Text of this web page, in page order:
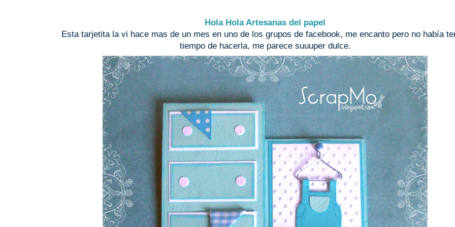
Hola Hola Artesanas del papel
Esta tarjetita la vi hace mas de un mes en uno de los grupos de facebook, me encanto pero no había
tiempo de hacerla, me parece suuuper dulce.